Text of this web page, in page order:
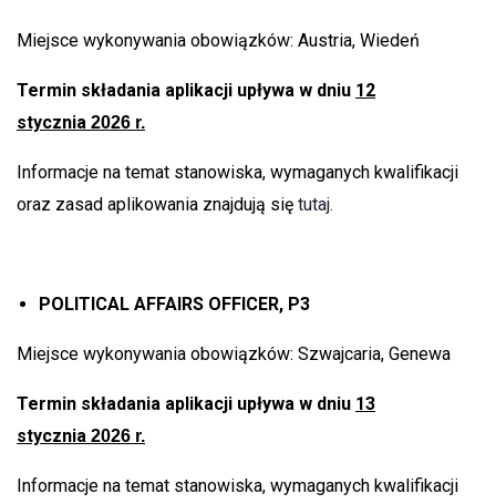
Miejsce wykonywania obowiązków: Austria, Wiedeń
Termin składania aplikacji upływa w dniu 12
stycznia 2026 r.
Informacje na temat stanowiska, wymaganych kwalifikacji
oraz zasad aplikowania znajdują się tutaj.
POLITICAL AFFAIRS OFFICER, P3
Miejsce wykonywania obowiązków: Szwajcaria, Genewa
Termin składania aplikacji upływa w dniu 13
stycznia 2026 r.
Informacje na temat stanowiska, wymaganych kwalifikacji